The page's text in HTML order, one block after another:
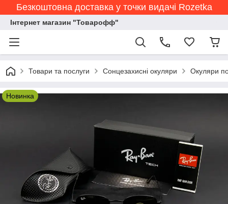
Безкоштовна доставка у точки видачі Rozetka
Інтернет магазин "Товарофф"
Товари та послуги Сонцезахисні окуляри Окуляри
Новинка